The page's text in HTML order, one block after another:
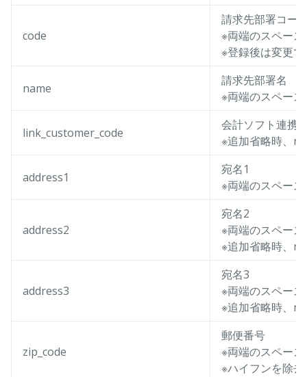
code
請求先部署コー
※両端のスペー
※登録後は変更
name
請求先部署名
※両端のスペー
link_customer_code
会計ソフト連携
※追加省略時、
address1
宛名1
※両端のスペー
address2
宛名2
※両端のスペー
※追加省略時、
address3
宛名3
※両端のスペー
※追加省略時、
zip_code
郵便番号
※両端のスペー
※ハイフンを除